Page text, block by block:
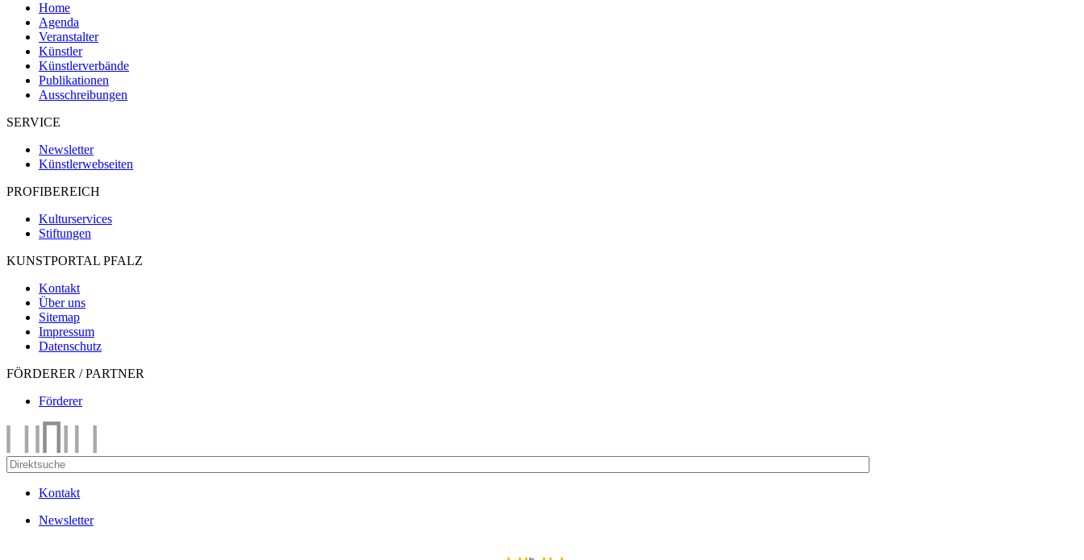
Home
Agenda
Veranstalter
Künstler
Künstlerverbände
Publikationen
Ausschreibungen
SERVICE
Newsletter
Künstlerwebseiten
PROFIBEREICH
Kulturservices
Stiftungen
KUNSTPORTAL PFALZ
Kontakt
Über uns
Sitemap
Impressum
Datenschutz
FÖRDERER / PARTNER
Förderer
Kontakt
Newsletter